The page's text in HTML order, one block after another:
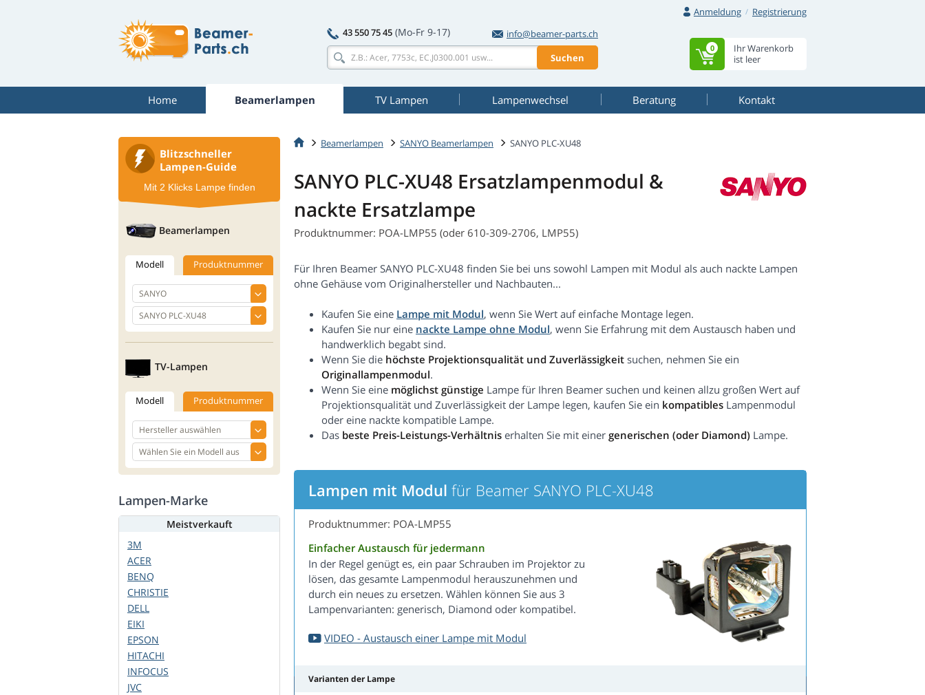
Anmeldung
Registrierung
43 550 75 45 (Mo-Fr 9-17)
info@beamer-parts.ch
Suchen
Ihr Warenkorb
ist leer
0
Home Beamerlampen TV Lampen Lampenwechsel Beratung Kontakt
Beamerlampen SANYO Beamerlampen SANYO PLC-XU48
SANYO PLC-XU48 Ersatzlampenmodul &
nackte Ersatzlampe
Produktnummer: POA-LMP55 (oder 610-309-2706, LMP55)
Für Ihren Beamer SANYO PLC-XU48 finden Sie bei uns sowohl Lampen mit Modul als auch nackte Lampen
ohne Gehäuse vom Originalhersteller und Nachbauten...
Kaufen Sie eine Lampe mit Modul, wenn Sie Wert auf einfache Montage legen.
Kaufen Sie nur eine nackte Lampe ohne Modul, wenn Sie Erfahrung mit dem Austausch haben und
handwerklich begabt sind.
Wenn Sie die höchste Projektionsqualität und Zuverlässigkeit suchen, nehmen Sie ein
Originallampenmodul.
Wenn Sie eine möglichst günstige Lampe für Ihren Beamer suchen und keinen allzu großen Wert auf
Projektionsqualität und Zuverlässigkeit der Lampe legen, kaufen Sie ein kompatibles Lampenmodul
oder eine nackte kompatible Lampe.
Das beste Preis-Leistungs-Verhältnis erhalten Sie mit einer generischen (oder Diamond) Lampe.
Lampen mit Modul für Beamer SANYO PLC-XU48
Produktnummer: POA-LMP55
Einfacher Austausch für jedermann
In der Regel genügt es, ein paar Schrauben im Projektor zu
lösen, das gesamte Lampenmodul herauszunehmen und
durch ein neues zu ersetzen. Wählen können Sie aus 3
Lampenvarianten: generisch, Diamond oder kompatibel.
VIDEO - Austausch einer Lampe mit Modul
Varianten der Lampe
Blitzschneller
Lampen-Guide
Mit 2 Klicks Lampe finden
Beamerlampen
Modell Produktnummer
TV-Lampen
Modell Produktnummer
Lampen-Marke
Meistverkauft
3M
ACER
BENQ
CHRISTIE
DELL
EIKI
EPSON
HITACHI
INFOCUS
JVC